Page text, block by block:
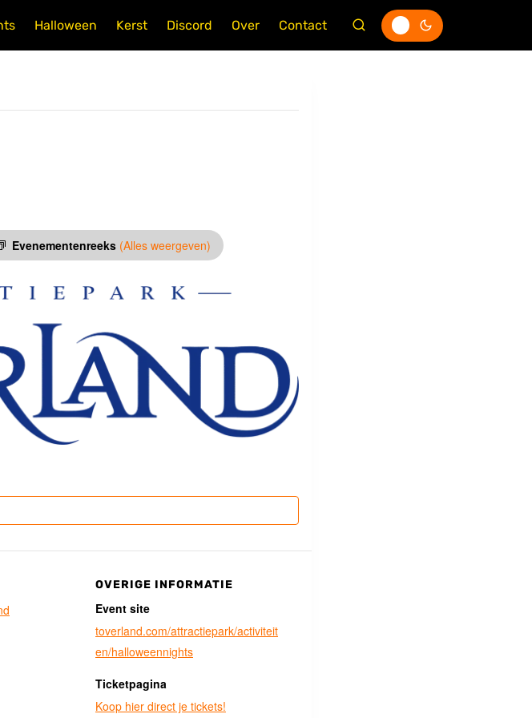
Halloween Kerst Discord Over Contact
Evenementenreeks (Alles weergeven)
OVERIGE INFORMATIE
Event site
toverland.com/attractiepark/activiteit
en/halloweennights
Ticketpagina
Koop hier direct je tickets!